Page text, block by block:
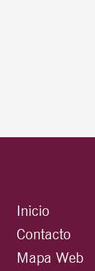
Inicio
Contacto
Mapa Web